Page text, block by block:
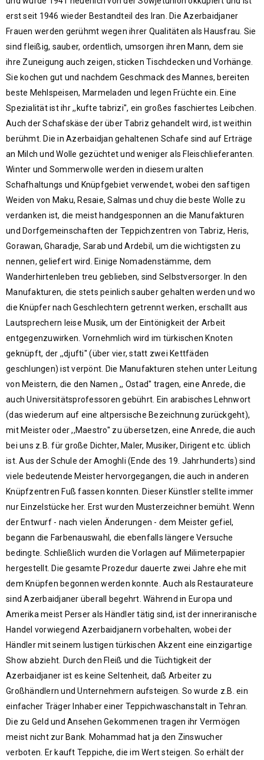
erst seit 1946 wieder Bestandteil des Iran. Die Azerbaidjaner
Frauen werden gerühmt wegen ihrer Qualitäten als Hausfrau. Sie
sind fleißig, sauber, ordentlich, umsorgen ihren Mann, dem sie
ihre Zuneigung auch zeigen, sticken Tischdecken und Vorhänge.
Sie kochen gut und nachdem Geschmack des Mannes, bereiten
beste Mehlspeisen, Marmeladen und legen Früchte ein. Eine
Spezialität ist ihr ,,kufte tabrizi'', ein großes faschiertes Leibchen.
Auch der Schafskäse der über Tabriz gehandelt wird, ist weithin
berühmt. Die in Azerbaidjan gehaltenen Schafe sind auf Erträge
an Milch und Wolle gezüchtet und weniger als Fleischlieferanten.
Winter und Sommerwolle werden in diesem uralten
Schafhaltungs und Knüpfgebiet verwendet, wobei den saftigen
Weiden von Maku, Resaie, Salmas und chuy die beste Wolle zu
verdanken ist, die meist handgesponnen an die Manufakturen
und Dorfgemeinschaften der Teppichzentren von Tabriz, Heris,
Gorawan, Gharadje, Sarab und Ardebil, um die wichtigsten zu
nennen, geliefert wird. Einige Nomadenstämme, dem
Wanderhirtenleben treu geblieben, sind Selbstversorger. In den
Manufakturen, die stets peinlich sauber gehalten werden und wo
die Knüpfer nach Geschlechtern getrennt werken, erschallt aus
Lautsprechern leise Musik, um der Eintönigkeit der Arbeit
entgegenzuwirken. Vornehmlich wird im türkischen Knoten
geknüpft, der ,,djufti'' (über vier, statt zwei Kettfäden
geschlungen) ist verpönt. Die Manufakturen stehen unter Leitung
von Meistern, die den Namen ,, Ostad'' tragen, eine Anrede, die
auch Universitätsprofessoren gebührt. Ein arabisches Lehnwort
(das wiederum auf eine altpersische Bezeichnung zurückgeht),
mit Meister oder ,,Maestro'' zu übersetzen, eine Anrede, die auch
bei uns z.B. für große Dichter, Maler, Musiker, Dirigent etc. üblich
ist. Aus der Schule der Amoghli (Ende des 19. Jahrhunderts) sind
viele bedeutende Meister hervorgegangen, die auch in anderen
Knüpfzentren Fuß fassen konnten. Dieser Künstler stellte immer
nur Einzelstücke her. Erst wurden Musterzeichner bemüht. Wenn
der Entwurf - nach vielen Änderungen - dem Meister gefiel,
begann die Farbenauswahl, die ebenfalls längere Versuche
bedingte. Schließlich wurden die Vorlagen auf Milimeterpapier
hergestellt. Die gesamte Prozedur dauerte zwei Jahre ehe mit
dem Knüpfen begonnen werden konnte. Auch als Restaurateure
sind Azerbaidjaner überall begehrt. Während in Europa und
Amerika meist Perser als Händler tätig sind, ist der inneriranische
Handel vorwiegend Azerbaidjanern vorbehalten, wobei der
Händler mit seinem lustigen türkischen Akzent eine einzigartige
Show abzieht. Durch den Fleiß und die Tüchtigkeit der
Azerbaidjaner ist es keine Seltenheit, daß Arbeiter zu
Großhändlern und Unternehmern aufsteigen. So wurde z.B. ein
einfacher Träger Inhaber einer Teppichwaschanstalt in Tehran.
Die zu Geld und Ansehen Gekommenen tragen ihr Vermögen
meist nicht zur Bank. Mohammad hat ja den Zinswucher
verboten. Er kauft Teppiche, die im Wert steigen. So erhält der